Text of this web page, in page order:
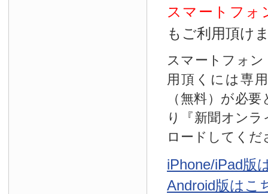
スマートフォ
もご利用頂け
スマートフォ
用頂くには専
（無料）が必
り『新聞オン
ロードしてくだ
iPhone/iPad版
Android版はこ